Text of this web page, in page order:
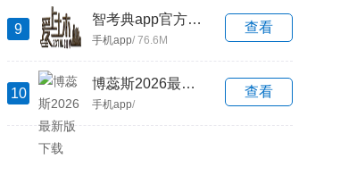
9
智考典app官方版下载
手机app/ 76.6M
查看
10
博蕊斯2026最新版下载
手机app/
查看